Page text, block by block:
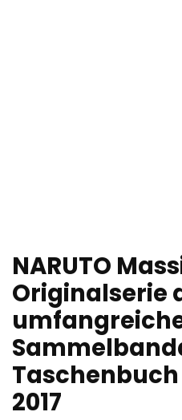
NARUTO
Originalserie
2017